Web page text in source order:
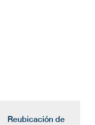
Reubicación de